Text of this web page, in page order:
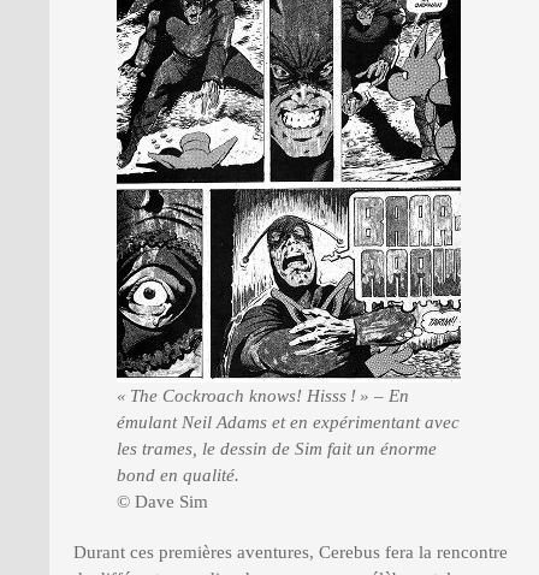
« The Cockroach knows! Hisss ! » – En
émulant Neil Adams et en expérimentant avec
les trames, le dessin de Sim fait un énorme
bond en qualité.
© Dave Sim
Durant ces premières aventures, Cerebus fera la rencontre